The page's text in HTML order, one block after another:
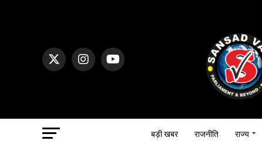
बड़ी खबर राजनीति राज्य